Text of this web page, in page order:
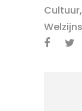
Cultuur,